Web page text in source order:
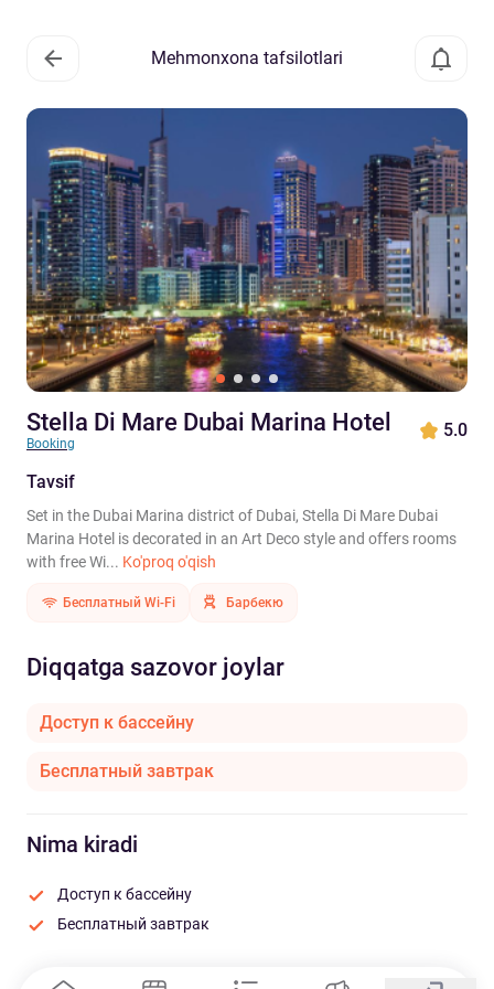
Mehmonxona tafsilotlari
Stella Di Mare Dubai Marina Hotel
Booking
5.0
Tavsif
Set in the Dubai Marina district of Dubai, Stella Di Mare Dubai
Marina Hotel is decorated in an Art Deco style and offers rooms
with free Wi... Ko'proq o'qish
Бесплатный Wi-Fi Барбекю
Diqqatga sazovor joylar
Доступ к бассейну
Бесплатный завтрак
Nima kiradi
Доступ к бассейну
Бесплатный завтрак